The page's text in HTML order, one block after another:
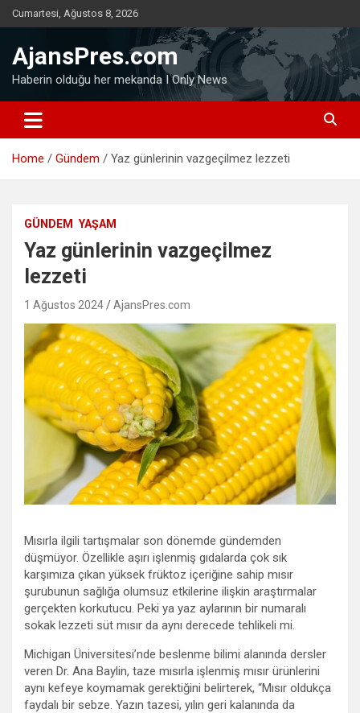
Skip
to
Cumartesi, Ağustos 8, 2026
AjansPres.com
Haberin olduğu her mekanda I Only News
Home Gündem Yaz günlerinin vazgeçilmez lezzeti
GÜNDEM YAŞAM
Yaz günlerinin vazgeçilmez
lezzeti
1 Ağustos 2024 AjansPres.com
Mısırla ilgili tartışmalar son dönemde gündemden
düşmüyor. Özellikle aşırı işlenmiş gıdalarda çok sık
karşımıza çıkan yüksek früktoz içeriğine sahip mısır
şurubunun sağlığa olumsuz etkilerine ilişkin araştırmalar
gerçekten korkutucu. Peki ya yaz aylarının bir numaralı
sokak lezzeti süt mısır da aynı derecede tehlikeli mi.
Michigan Üniversitesi’nde beslenme bilimi alanında dersler
veren Dr. Ana Baylin, taze mısırla işlenmiş mısır ürünlerini
aynı kefeye koymamak gerektiğini belirterek, “Mısır oldukça
faydalı bir sebze. Yazın tazesi, yılın geri kalanında da